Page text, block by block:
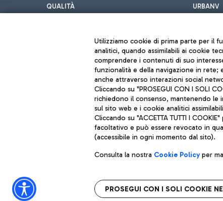
QUALITÀ URBANV
Aeroporti di Roma S.p.A. - Società soggetta a direzione e
Codice fiscale e Registro delle Imprese di Roma 13032990155 P. IVA
Capitale sociale 62.224.743,00 int. vers.
Sede legale: Via Pier Paolo Racchetti 1 - 00054 Fiumicino (RM)
Utilizziamo cookie di prima parte per il
analitici, quando assimilabili ai cookie
comprendere i contenuti di suo
funzionalità e della navigazione in rete;
anche attraverso interazioni social
Cliccando su "PROSEGUI CON I SOLI
richiedono il consenso, mantenendo le
sul sito web e i cookie analitici
Cliccando su "ACCETTA TUTTI I
facoltativo e può essere revocato in
(accessibile in ogni momento dal sito).
Consulta la nostra Cookie Policyper
PROSEGUI CON I SOLI COOKIE